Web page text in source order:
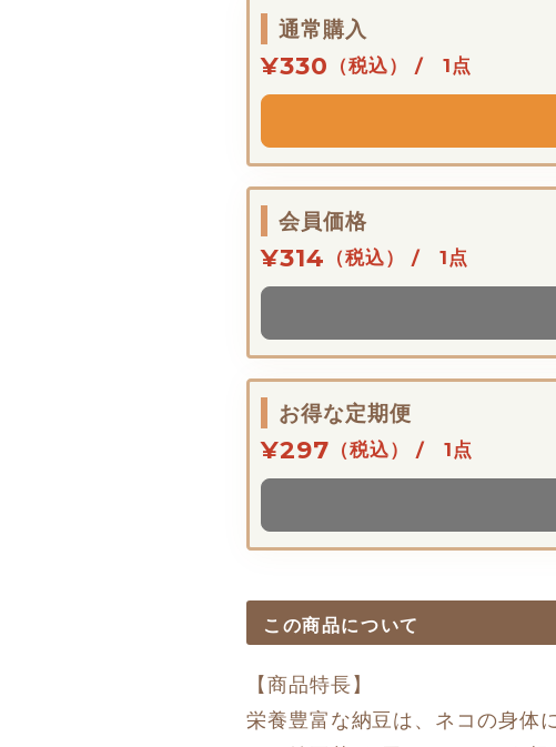
通常購入
¥330 （税込） / 1点
会員価格
¥314 （税込） / 1点
お得な定期便
¥297 （税込） / 1点
この商品について
【商品特長】
栄養豊富な納豆は、ネコの身体